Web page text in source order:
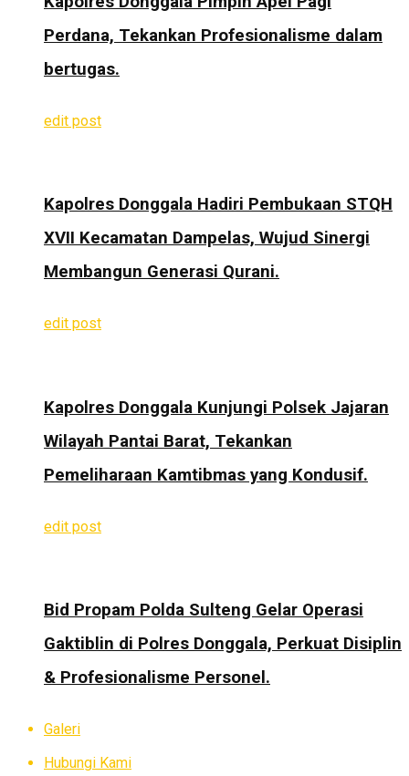
Perdana, Tekankan Profesionalisme dalam
bertugas.
edit post
Kapolres Donggala Hadiri Pembukaan STQH
XVII Kecamatan Dampelas, Wujud Sinergi
Membangun Generasi Qurani.
edit post
Kapolres Donggala Kunjungi Polsek Jajaran
Wilayah Pantai Barat, Tekankan
Pemeliharaan Kamtibmas yang Kondusif.
edit post
Bid Propam Polda Sulteng Gelar Operasi
Gaktiblin di Polres Donggala, Perkuat Disiplin
& Profesionalisme Personel.
Galeri
Hubungi Kami